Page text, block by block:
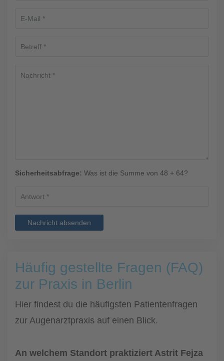
Sicherheitsabfrage: Was ist die Summe von 48 + 64?
Nachricht absenden
Häufig gestellte Fragen (FAQ)
zur Praxis in Berlin
Hier findest du die häufigsten Patientenfragen
zur Augenarztpraxis auf einen Blick.
An welchem Standort praktiziert Astrit Fejza